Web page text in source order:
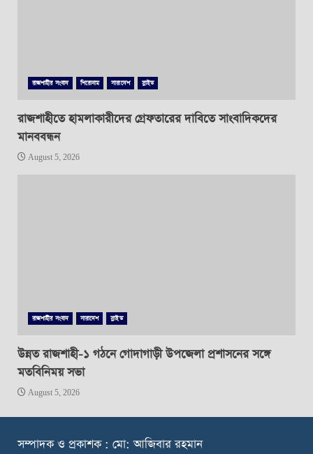
রাজশাহীর সংবাদ শিরোনাম সারাদেশ স্লাইড
রাজশাহীতে হামলাকারীদের গ্রেফতারের দাবিতে সাংবাদিকদের
মানববন্ধন
August 5, 2026
রাজশাহীর সংবাদ সারাদেশ স্লাইড
উন্নত রাজশাহী-১ গঠনে গোদাগাড়ী উপজেলা প্রশাসনের সঙ্গে
মতবিনিময় সভা
August 5, 2026
সম্পাদক ও প্রকাশক : মো: আজিবার রহমান